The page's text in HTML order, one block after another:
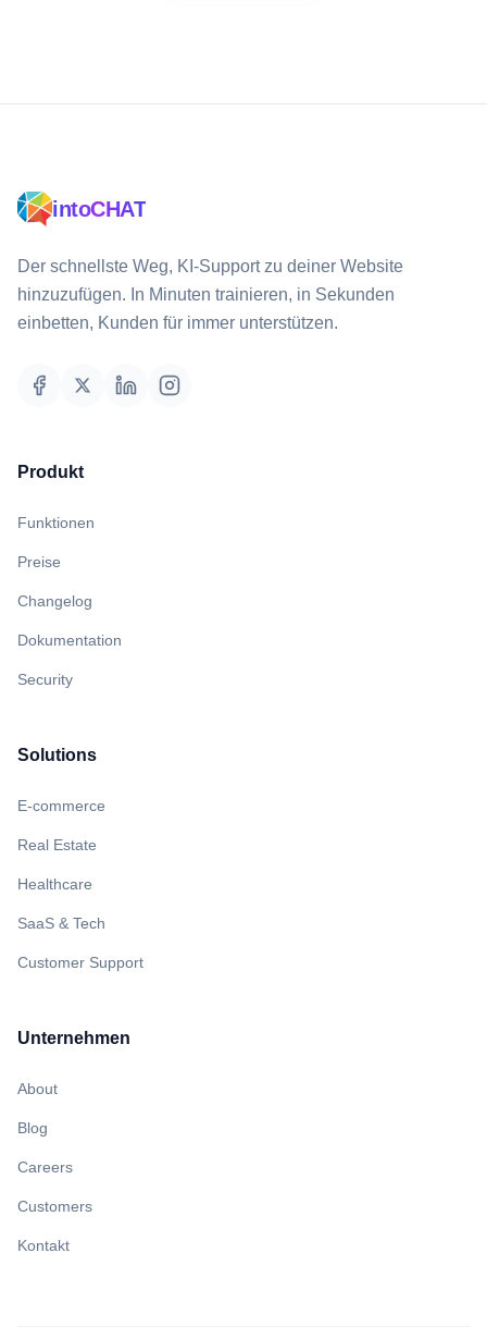
intoCHAT
Der schnellste Weg, KI-Support zu deiner Website
hinzuzufügen. In Minuten trainieren, in Sekunden
einbetten, Kunden für immer unterstützen.
Produkt
Funktionen
Preise
Changelog
Dokumentation
Security
Solutions
E-commerce
Real Estate
Healthcare
SaaS & Tech
Customer Support
Unternehmen
About
Blog
Careers
Customers
Kontakt